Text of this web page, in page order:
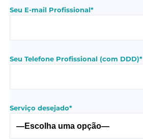
Seu E-mail Profissional*
Seu Telefone Profissional (com DDD)*
Serviço desejado*